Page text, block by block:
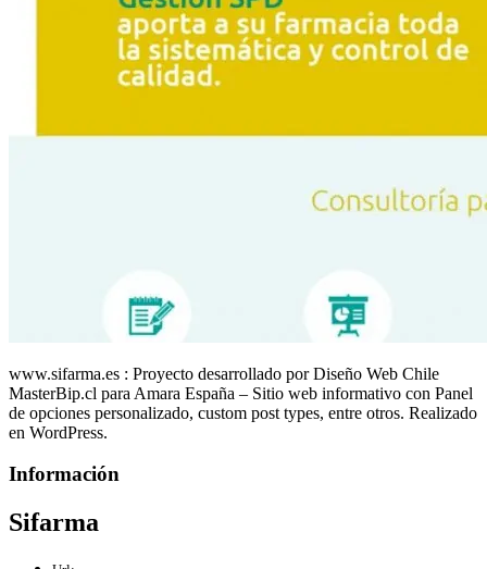
www.sifarma.es : Proyecto desarrollado por Diseño Web Chile
MasterBip.cl para Amara España – Sitio web informativo con Panel
de opciones personalizado, custom post types, entre otros. Realizado
en WordPress.
Información
Sifarma